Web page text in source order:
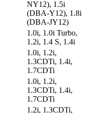
NY12), 1.5i
(DBA-Y12), 1.8i
(DBA-JY12)
1.0i, 1.0i Turbo,
1.2i, 1.4 S, 1.4i
1.0i, 1.2i,
1.3CDTi, 1.4i,
1.7CDTi
1.0i, 1.2i,
1.3CDTi, 1.4i,
1.7CDTi
1.2i, 1.3CDTi,